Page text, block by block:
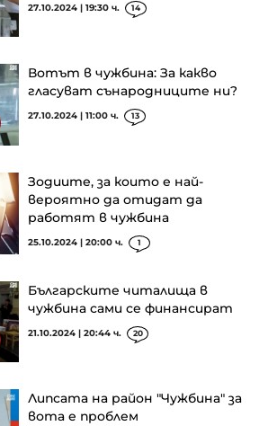
27.10.2024 | 19:30 ч. 14
Вотът в чужбина: За какво
гласуват сънародниците ни?
27.10.2024 | 11:00 ч. 13
Зодиите, за които е най-
вероятно да отидат да
работят в чужбина
25.10.2024 | 20:00 ч. 1
Българските читалища в
чужбина сами се финансират
21.10.2024 | 20:44 ч. 20
Липсата на район "Чужбина" за
вота е проблем